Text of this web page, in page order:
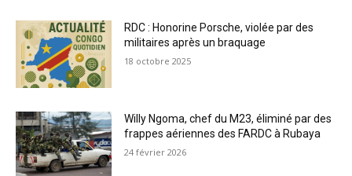
RDC : Honorine Porsche, violée par des
militaires après un braquage
18 octobre 2025
Willy Ngoma, chef du M23, éliminé par des
frappes aériennes des FARDC à Rubaya
24 février 2026